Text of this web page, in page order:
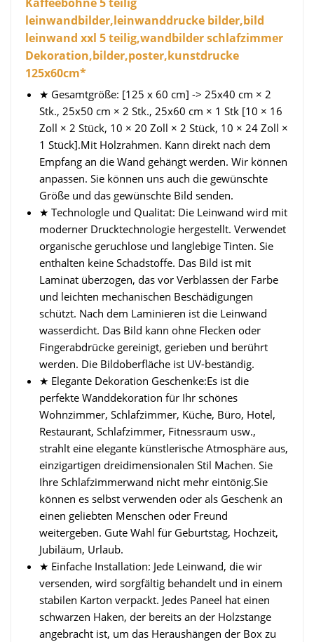
leinwandbilder,leinwanddrucke bilder,bild
leinwand xxl 5 teilig,wandbilder schlafzimmer
Dekoration,bilder,poster,kunstdrucke
125x60cm*
★ Gesamtgröße: [125 x 60 cm] -> 25x40 cm × 2
Stk., 25x50 cm × 2 Stk., 25x60 cm × 1 Stk [10 × 16
Zoll × 2 Stück, 10 × 20 Zoll × 2 Stück, 10 × 24 Zoll ×
1 Stück].Mit Holzrahmen. Kann direkt nach dem
Empfang an die Wand gehängt werden. Wir können
anpassen. Sie können uns auch die gewünschte
Größe und das gewünschte Bild senden.
★ Technologle und Qualitat: Die Leinwand wird mit
moderner Drucktechnologie hergestellt. Verwendet
organische geruchlose und langlebige Tinten. Sie
enthalten keine Schadstoffe. Das Bild ist mit
Laminat überzogen, das vor Verblassen der Farbe
und leichten mechanischen Beschädigungen
schützt. Nach dem Laminieren ist die Leinwand
wasserdicht. Das Bild kann ohne Flecken oder
Fingerabdrücke gereinigt, gerieben und berührt
werden. Die Bildoberfläche ist UV-beständig.
★ Elegante Dekoration Geschenke:Es ist die
perfekte Wanddekoration für Ihr schönes
Wohnzimmer, Schlafzimmer, Küche, Büro, Hotel,
Restaurant, Schlafzimmer, Fitnessraum usw.,
strahlt eine elegante künstlerische Atmosphäre aus,
einzigartigen dreidimensionalen Stil Machen. Sie
Ihre Schlafzimmerwand nicht mehr eintönig.Sie
können es selbst verwenden oder als Geschenk an
einen geliebten Menschen oder Freund
weitergeben. Gute Wahl für Geburtstag, Hochzeit,
Jubiläum, Urlaub.
★ Einfache Installation: Jede Leinwand, die wir
versenden, wird sorgfältig behandelt und in einem
stabilen Karton verpackt. Jedes Paneel hat einen
schwarzen Haken, der bereits an der Holzstange
angebracht ist, um das Heraushängen der Box zu